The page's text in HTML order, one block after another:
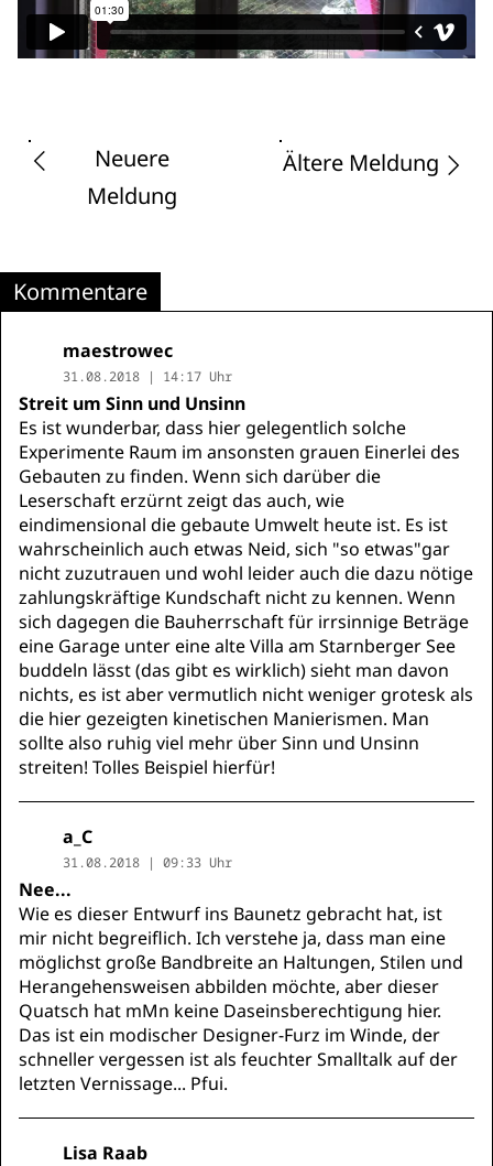
Neuere
Meldung
Ältere Meldung
Kommentare
maestrowec
31.08.2018 | 14:17 Uhr
Streit um Sinn und Unsinn
Es ist wunderbar, dass hier gelegentlich solche
Experimente Raum im ansonsten grauen Einerlei des
Gebauten zu finden. Wenn sich darüber die
Leserschaft erzürnt zeigt das auch, wie
eindimensional die gebaute Umwelt heute ist. Es ist
wahrscheinlich auch etwas Neid, sich "so etwas"gar
nicht zuzutrauen und wohl leider auch die dazu nötige
zahlungskräftige Kundschaft nicht zu kennen. Wenn
sich dagegen die Bauherrschaft für irrsinnige Beträge
eine Garage unter eine alte Villa am Starnberger See
buddeln lässt (das gibt es wirklich) sieht man davon
nichts, es ist aber vermutlich nicht weniger grotesk als
die hier gezeigten kinetischen Manierismen. Man
sollte also ruhig viel mehr über Sinn und Unsinn
streiten! Tolles Beispiel hierfür!
a_C
31.08.2018 | 09:33 Uhr
Nee...
Wie es dieser Entwurf ins Baunetz gebracht hat, ist
mir nicht begreiflich. Ich verstehe ja, dass man eine
möglichst große Bandbreite an Haltungen, Stilen und
Herangehensweisen abbilden möchte, aber dieser
Quatsch hat mMn keine Daseinsberechtigung hier.
Das ist ein modischer Designer-Furz im Winde, der
schneller vergessen ist als feuchter Smalltalk auf der
letzten Vernissage... Pfui.
Lisa Raab